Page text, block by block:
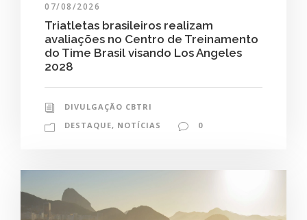
07/08/2026
Triatletas brasileiros realizam
avaliações no Centro de Treinamento
do Time Brasil visando Los Angeles
2028
DIVULGAÇÃO CBTRI
DESTAQUE, NOTÍCIAS 0